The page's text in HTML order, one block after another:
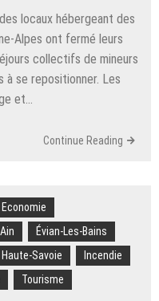
locaux hébergeant des
Alpes ont fermé leurs
collectifs de mineurs
se repositionner. Les
et…
Continue Reading
Economie
Évian-Les-Bains
Haute-Savoie
Incendie
Tourisme